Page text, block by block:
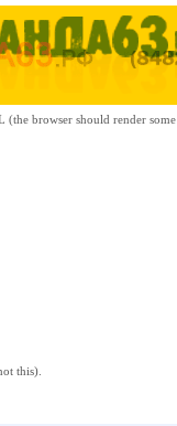
(the browser should render
this).